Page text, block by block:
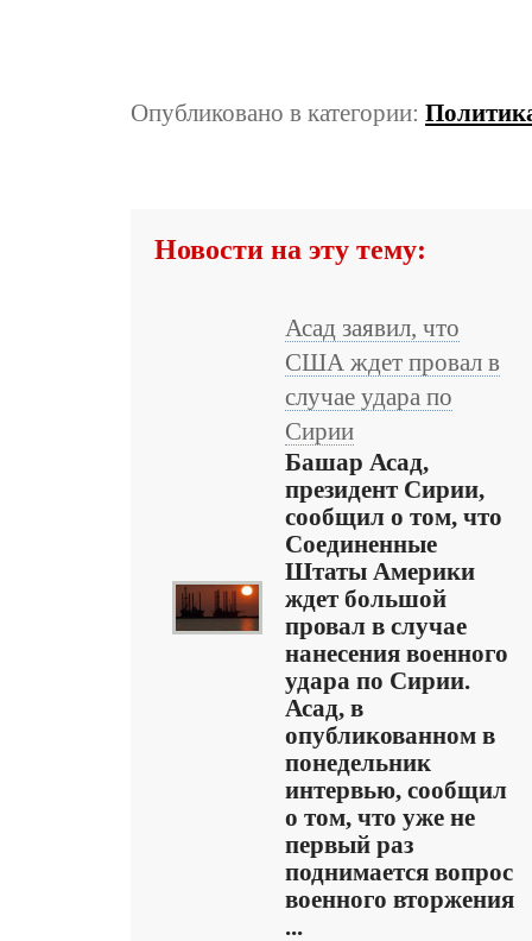
Опубликовано в категории:
Новости на эту тему:
Асад заявил, что
США ждет провал в
случае удара по
Сирии
Башар Асад,
президент Сирии,
сообщил о том, что
Соединенные
Штаты Америки
ждет большой
провал в случае
нанесения военного
удара по Сирии.
Асад, в
опубликованном в
понедельник
интервью, сообщил
о том, что уже не
первый раз
поднимается вопрос
военного вторжения
...